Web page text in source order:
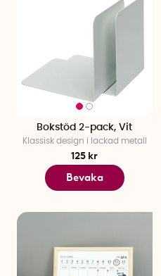
Bokstöd 2-pack, Vit
Klassisk design i lackad metall
125 kr
Bevaka